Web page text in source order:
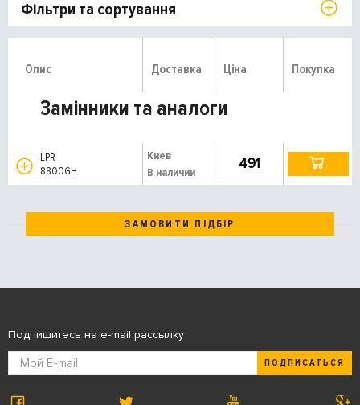
Фільтри та сортування
Опис Доставка Ціна Покупка
Замінники та аналоги
LPR
8800GH
Киев
В наличии
491
ЗАМОВИТИ ПІДБІР
Подпишитесь на e-mail рассылку
ПОДПИСАТЬСЯ